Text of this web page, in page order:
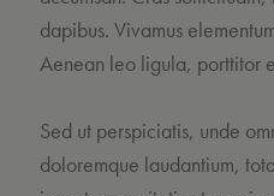
dapibus. Vivamus
Aenean leo ligula, porttitor
Sed ut perspiciatis, unde
doloremque laudantium,